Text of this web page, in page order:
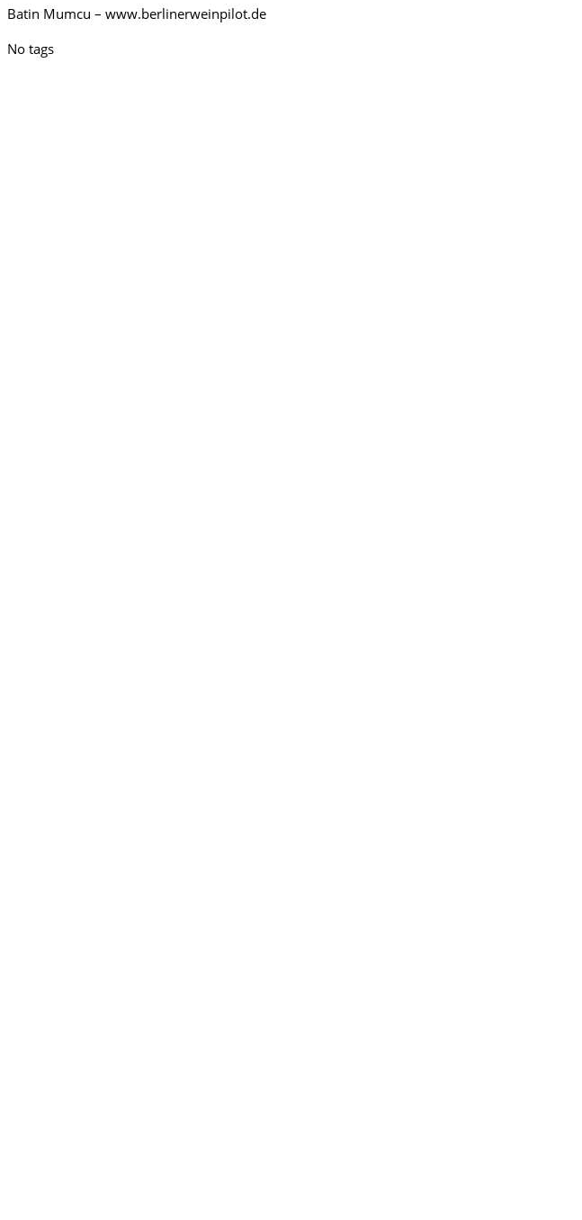
Batin Mumcu – www.berlinerweinpilot.de
No tags